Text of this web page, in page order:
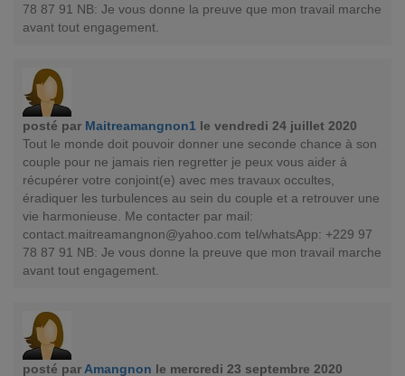
78 87 91 NB: Je vous donne la preuve que mon travail marche
avant tout engagement.
posté par Maitreamangnon1 le vendredi 24 juillet 2020
Tout le monde doit pouvoir donner une seconde chance à son
couple pour ne jamais rien regretter je peux vous aider à
récupérer votre conjoint(e) avec mes travaux occultes,
éradiquer les turbulences au sein du couple et a retrouver une
vie harmonieuse. Me contacter par mail:
contact.maitreamangnon@yahoo.com tel/whatsApp: +229 97
78 87 91 NB: Je vous donne la preuve que mon travail marche
avant tout engagement.
posté parAmangnon le mercredi 23 septembre 2020